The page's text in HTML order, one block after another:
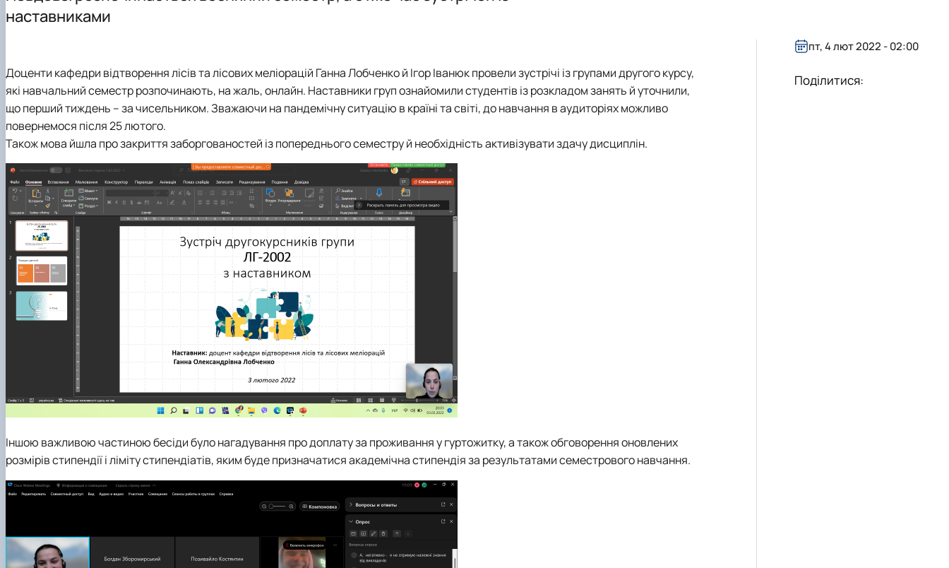
Лабораторії
Робочі програми 2026
Тематика робіт
Підручники, навчальні посібники, монографії
Студентські наукові гуртки
Київська асоціація студентів-лісівників”
Сертифікатні програми
Співпраця
наставниками
Доценти кафедри відтворення лісів та лісових меліорацій Ганна Лобченко й Ігор Іванюк провели зустрічі із групами другого курсу,
які навчальний семестр розпочинають, на жаль, онлайн. Наставники груп ознайомили студентів із розкладом занять й уточнили,
що перший тиждень – за чисельником. Зважаючи на пандемічну ситуацію в країні та світі, до навчання в аудиторіях можливо
повернемося після 25 лютого.
Також мова йшла про закриття заборгованостей із попереднього семестру й необхідність активізувати здачу дисциплін.
Іншою важливою частиною бесіди було нагадування про доплату за проживання у гуртожитку, а також обговорення оновлених
розмірів стипендії і ліміту стипендіатів, яким буде призначатися академічна стипендія за результатами семестрового навчання.
пт, 4 лют 2022 - 02:00
Поділитися: